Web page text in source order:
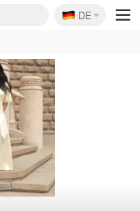
促
85折
新
9折
🇩🇪
DE